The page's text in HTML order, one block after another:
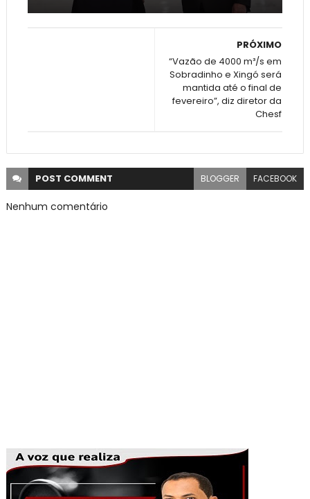
PRÓXIMO
“Vazão de 4000 m³/s em
Sobradinho e Xingó será
mantida até o final de
fevereiro”, diz diretor da
Chesf
POST COMMENT BLOGGER FACEBOOK
Nenhum comentário